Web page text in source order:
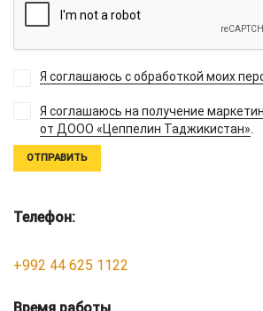
Я соглашаюсь с обработкой моих
Я соглашаюсь на получение
от ДООО «Цеппелин Таджикистан».
Телефон:
+992 44 625 1122